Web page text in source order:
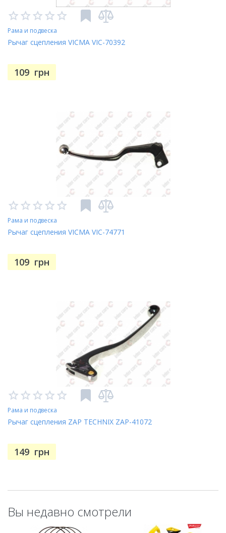
Рама и подвеска
Рычаг сцепления VICMA VIC-70392
109 грн
Рама и подвеска
Рычаг сцепления VICMA VIC-74771
109 грн
Рама и подвеска
Рычаг сцепления ZAP TECHNIX ZAP-41072
149 грн
Вы недавно смотрели